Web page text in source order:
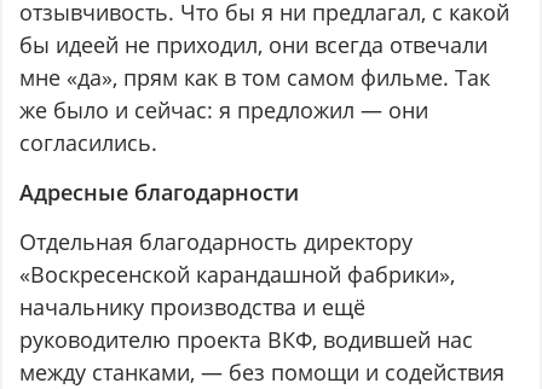
отзывчивость. Что бы я ни предлагал, с какой
бы идеей не приходил, они всегда отвечали
мне «да», прям как в том самом фильме. Так
же было и сейчас: я предложил — они
согласились.
Адресные благодарности
Отдельная благодарность директору
«Воскресенской карандашной фабрики»,
начальнику производства и ещё
руководителю проекта ВКФ, водившей нас
между станками, — без помощи и содействия